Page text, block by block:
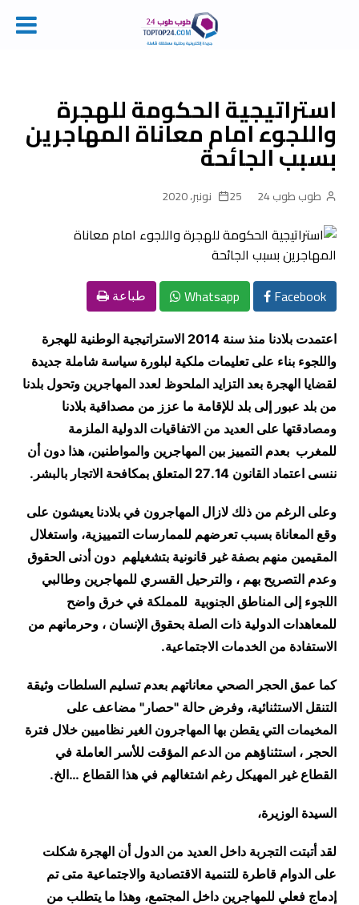
contentاستراتيجية الحكومة للهجرة
واللجوء امام معاناة المهاجرين
بسبب الجائحة‎
طوب طوب 24 25 نونبر، 2020
Facebook
Whatsapp طباعة
اعتمدت بلادنا منذ سنة 2014 الاستراتيجية الوطنية للهجرة
واللجوء بناء على تعليمات ملكية لبلورة سياسة شاملة جديدة
لقضايا الهجرة بعد التزايد الملحوظ لعدد المهاجرين وتحول بلدنا
من بلد عبور إلى بلد للإقامة ما عزز من مصداقية بلادنا
ومصادقتها على العديد من الاتفاقيات الدولية الملزمة
للمغرب بعدم التمييز بين المهاجرين والمواطنين، هذا دون أن
ننسى اعتماد القانون 27.14 المتعلق بمكافحة الاتجار بالبشر.
وعلى الرغم من ذلك لازال المهاجرون في بلادنا يعيشون على
وقع المعاناة بسبب تعرضهم للممارسات التمييزية، واستغلال
المقيمين منهم بصفة غير قانونية بتشغيلهم دون أدنى الحقوق
وعدم التصريح بهم ، والترحيل القسري للمهاجرين وطالبي
اللجوء إلى المناطق الجنوبية للمملكة في خرق واضح
للمعاهدات الدولية ذات الصلة بحقوق الإنسان ، وحرمانهم من
الاستفادة من الخدمات الاجتماعية.
كما عمق الحجر الصحي معاناتهم بعدم تسليم السلطات وثيقة
التنقل الاستثنائية، وفرض حالة "حصار" مضاعف على
المخيمات التي يقطن بها المهاجرون الغير نظاميين خلال فترة
الحجر ، استثناؤهم من الدعم المؤقت للأسر العاملة في
القطاع غير المهيكل رغم اشتغالهم في هذا القطاع …الخ.
السيدة الوزيرة،
لقد أتبتت التجربة داخل العديد من الدول أن الهجرة شكلت
على الدوام قاطرة للتنمية الاقتصادية والاجتماعية متى تم
إدماج فعلي للمهاجرين داخل المجتمع، وهذا ما يتطلب من